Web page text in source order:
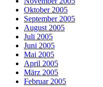
Oktober 2005
September 2005
August 2005
Juli 2005
Juni 2005
Mai 2005
April 2005
März 2005
Februar 2005